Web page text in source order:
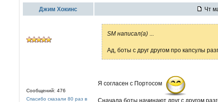
Джим Хокинс Чт
Сообщений: 476
Спасибо сказали 80 раз в
SM написал(а)
Ад, боты с друг другом про капсулы
Я согласен с Портосом
Сначала боты начинают друг с другом